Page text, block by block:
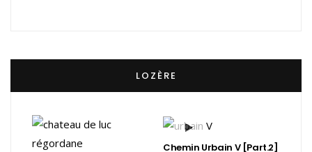
LOZÈRE
Chemin Urbain V [Part.2]